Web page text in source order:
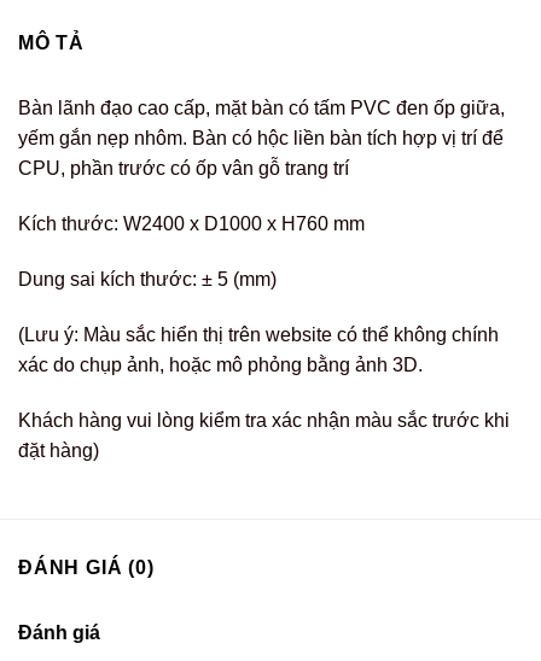
MÔ TẢ
Bàn lãnh đạo cao cấp, mặt bàn có tấm PVC đen ốp giữa,
yếm gắn nẹp nhôm. Bàn có hộc liền bàn tích hợp vị trí để
CPU, phần trước có ốp vân gỗ trang trí
Kích thước: W2400 x D1000 x H760 mm
Dung sai kích thước: ± 5 (mm)
(Lưu ý: Màu sắc hiển thị trên website có thể không chính
xác do chụp ảnh, hoặc mô phỏng bằng ảnh 3D.
Khách hàng vui lòng kiểm tra xác nhận màu sắc trước khi
đặt hàng)
ĐÁNH GIÁ (0)
Đánh giá